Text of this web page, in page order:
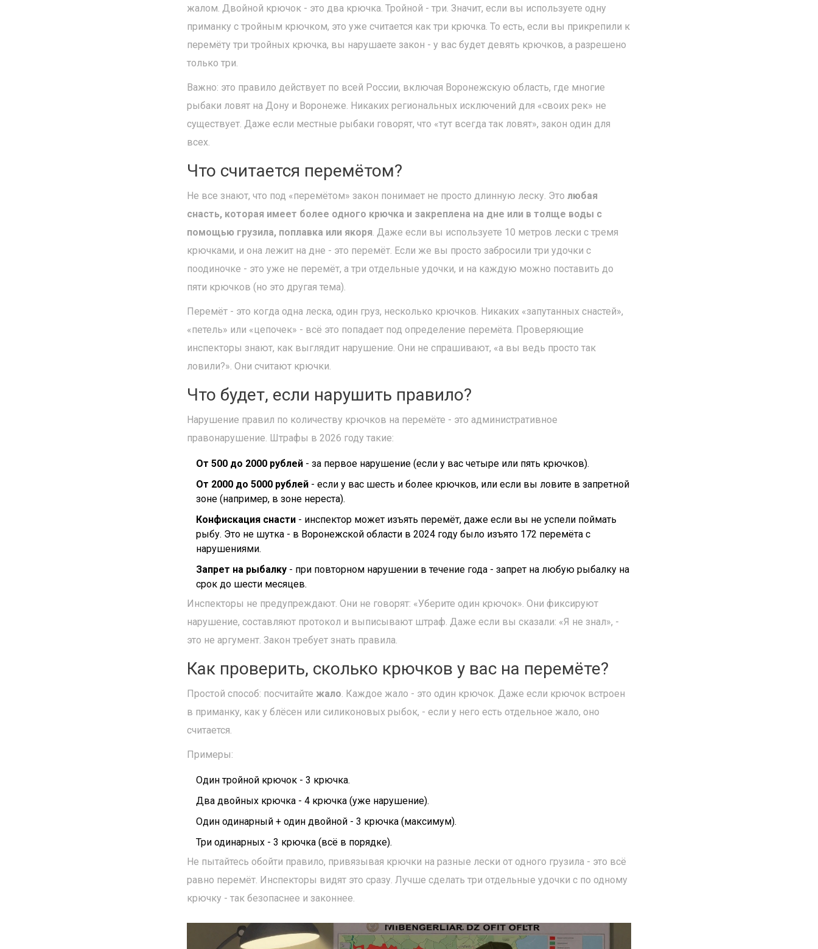
жалом. Двойной крючок - это два крючка. Тройной - три. Значит, если вы используете одну
приманку с тройным крючком, это уже считается как три крючка. То есть, если вы прикрепили к
перемёту три тройных крючка, вы нарушаете закон - у вас будет девять крючков, а разрешено
только три.
Важно: это правило действует по всей России, включая Воронежскую область, где многие
рыбаки ловят на Дону и Воронеже. Никаких региональных исключений для «своих рек» не
существует. Даже если местные рыбаки говорят, что «тут всегда так ловят», закон один для
всех.
Что считается перемётом?
Не все знают, что под «перемётом» закон понимает не просто длинную леску. Это любая
снасть, которая имеет более одного крючка и закреплена на дне или в толще воды с
помощью грузила, поплавка или якоря. Даже если вы используете 10 метров лески с тремя
крючками, и она лежит на дне - это перемёт. Если же вы просто забросили три удочки с
поодиночке - это уже не перемёт, а три отдельные удочки, и на каждую можно поставить до
пяти крючков (но это другая тема).
Перемёт - это когда одна леска, один груз, несколько крючков. Никаких «запутанных снастей»,
«петель» или «цепочек» - всё это попадает под определение перемёта. Проверяющие
инспекторы знают, как выглядит нарушение. Они не спрашивают, «а вы ведь просто так
ловили?». Они считают крючки.
Что будет, если нарушить правило?
Нарушение правил по количеству крючков на перемёте - это административное
правонарушение. Штрафы в 2026 году такие:
От 500 до 2000 рублей - за первое нарушение (если у вас четыре или пять крючков).
От 2000 до 5000 рублей - если у вас шесть и более крючков, или если вы ловите в запретной
зоне (например, в зоне нереста).
Конфискация снасти - инспектор может изъять перемёт, даже если вы не успели поймать
рыбу. Это не шутка - в Воронежской области в 2024 году было изъято 172 перемёта с
нарушениями.
Запрет на рыбалку - при повторном нарушении в течение года - запрет на любую рыбалку на
срок до шести месяцев.
Инспекторы не предупреждают. Они не говорят: «Уберите один крючок». Они фиксируют
нарушение, составляют протокол и выписывают штраф. Даже если вы сказали: «Я не знал», -
это не аргумент. Закон требует знать правила.
Как проверить, сколько крючков у вас на перемёте?
Простой способ: посчитайте жало. Каждое жало - это один крючок. Даже если крючок встроен
в приманку, как у блёсен или силиконовых рыбок, - если у него есть отдельное жало, оно
считается.
Примеры:
Один тройной крючок - 3 крючка.
Два двойных крючка - 4 крючка (уже нарушение).
Один одинарный + один двойной - 3 крючка (максимум).
Три одинарных - 3 крючка (всё в порядке).
Не пытайтесь обойти правило, привязывая крючки на разные лески от одного грузила - это всё
равно перемёт. Инспекторы видят это сразу. Лучше сделать три отдельные удочки с по одному
крючку - так безопаснее и законнее.